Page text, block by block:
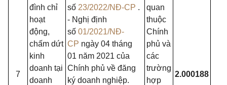
7
đình chỉ
hoạt
động,
chấm dứt
kinh
doanh tại
doanh
số 23/2022/NĐ-CP .
- Nghị định
số 01/2021/NĐ-
CP ngày 04 tháng
01 năm 2021 của
Chính phủ về đăng
ký doanh nghiệp.
quan
thuộc
Chính
phủ và
các
trường
hợp
2.000188